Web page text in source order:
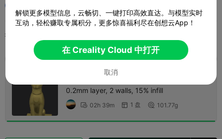
打印配置 (1)
全部 K2 Plus K2 Pro K2 K2 SE
0.2mm layer, 2 walls, 15% infill
 02h 39m  1 盘  101.77g
解锁更多模型信息，云畅切、一键打印高效直达。与模型实时
互动，轻松赚取专属积分，更多惊喜福利尽在创想云App！
在 Creality Cloud 中打开
取消